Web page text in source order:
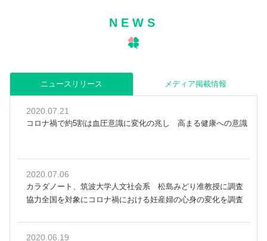
NEWS
ニュースリリース メディア掲載情報
2020.07.21
コロナ禍で約5割は血圧意識に変化の兆し 高まる健康への意識
2020.07.06
カラダノート、筑波大学人文社会系 松島みどり准教授に調査
協力全国を対象にコロナ禍における妊産婦の心身の変化を調査
2020.06.19